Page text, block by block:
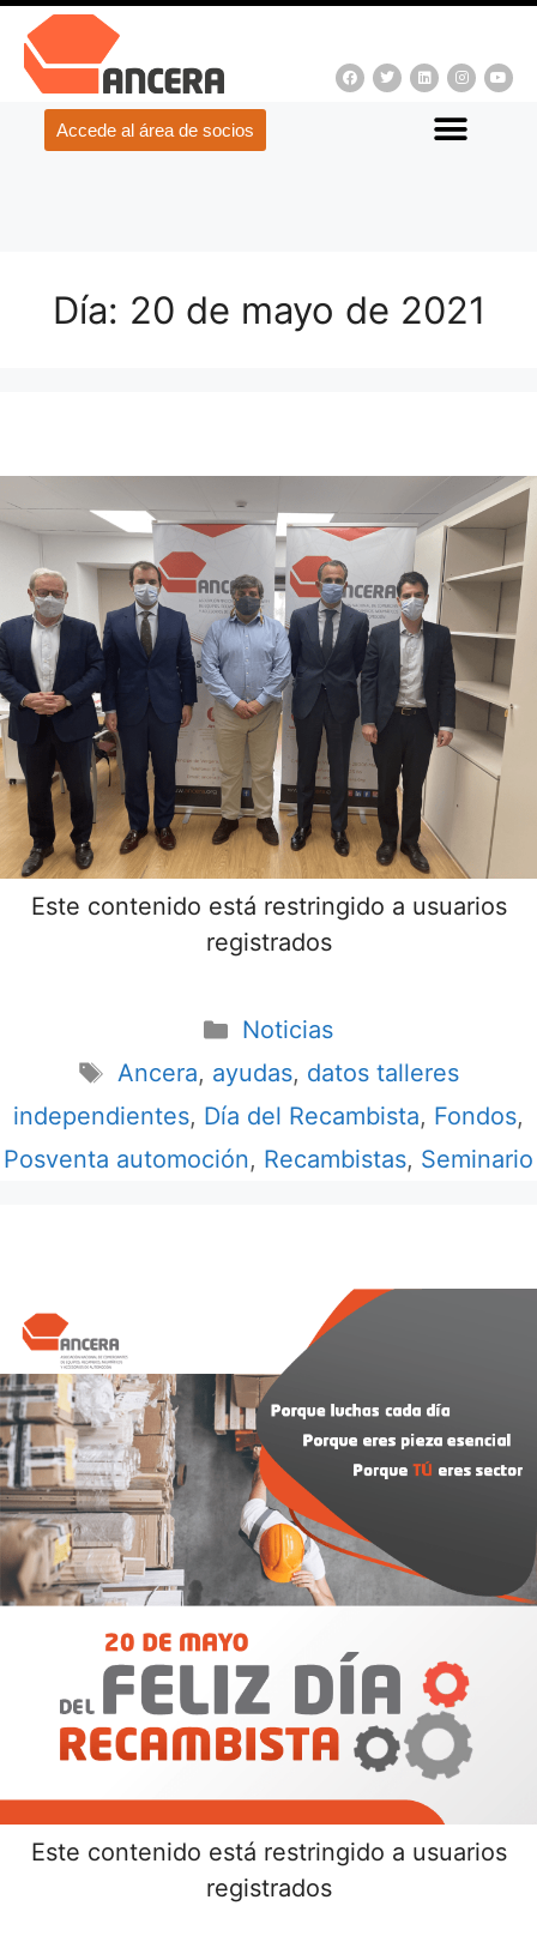
Accede al área de socios
Día: 20 de mayo de 2021
Este contenido está restringido a usuarios
registrados
Noticias
Ancera, ayudas, datos talleres
independientes, Día del Recambista, Fondos,
Posventa automoción, Recambistas, Seminario
Este contenido está restringido a usuarios
registrados